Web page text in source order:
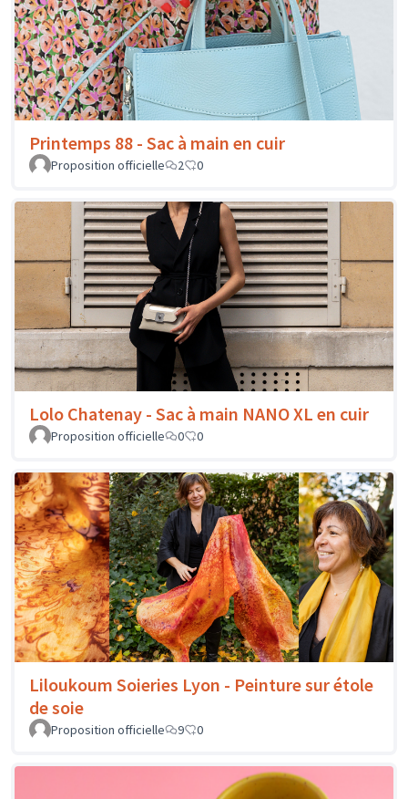
Printemps 88 - Sac à main en cuir
Proposition officielle 2 0
Lolo Chatenay - Sac à main NANO XL en cuir
Proposition officielle 0 0
Liloukoum Soieries Lyon - Peinture sur étole
de soie
Proposition officielle 9 0